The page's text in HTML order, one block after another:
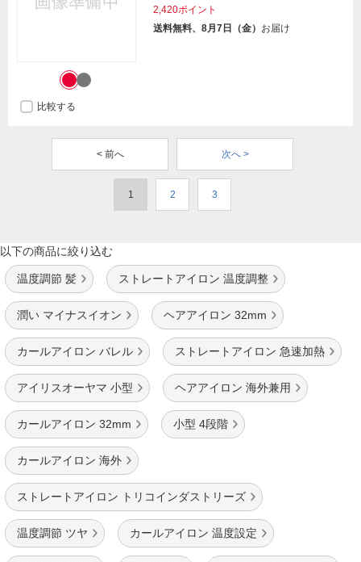
2,420ポイント
送料無料、8月7日（金） お届け
比較する
< 前へ 次へ >
1 2 3
以下の商品に絞り込む
温度調節 髪 ストレートアイロン 温度調整
潤い マイナスイオン ヘアアイロン 32mm
カールアイロン バレル ストレートアイロン 急速加熱
アイリスオーヤマ 小型 ヘアアイロン 海外兼用
カールアイロン 32mm 小型 4段階
カールアイロン 海外
ストレートアイロン トリコインダストリーズ
温度調節 ツヤ カールアイロン 温度設定